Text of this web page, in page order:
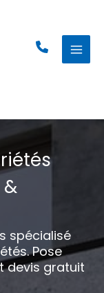
spécialisé
Pose
devis gratuit